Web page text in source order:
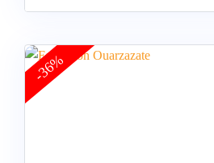
-36%